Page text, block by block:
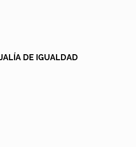
DE IGUALDAD